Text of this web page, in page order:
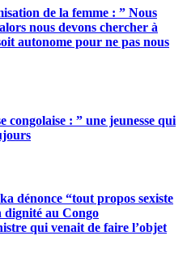
de la femme : ” Nous
nous devons chercher à
autonome pour ne pas nous
congolaise : ” une jeunesse qui
dénonce “tout propos sexiste
dignité au Congo
qui venait de faire l’objet